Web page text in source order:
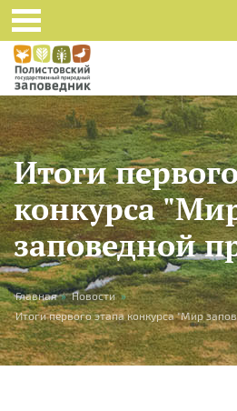
Skip to main content
Итоги
конкурса
заповедной
You are here
Главная » Новости »
Итоги первого этапа конкурса "Мир